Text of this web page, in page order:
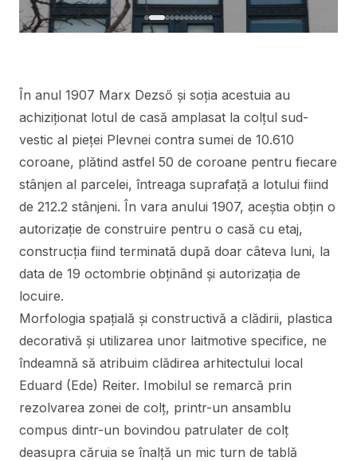
În anul 1907 Marx Dezső și soția acestuia au
achiziționat lotul de casă amplasat la colțul sud-
vestic al pieței Plevnei contra sumei de 10.610
coroane, plătind astfel 50 de coroane pentru fiecare
stânjen al parcelei, întreaga suprafață a lotului fiind
de 212.2 stânjeni. În vara anului 1907, aceștia obțin o
autorizație de construire pentru o casă cu etaj,
construcția fiind terminată după doar câteva luni, la
data de 19 octombrie obținând și autorizația de
locuire.
Morfologia spațială și constructivă a clădirii, plastica
decorativă și utilizarea unor laitmotive specifice, ne
îndeamnă să atribuim clădirea arhitectului local
Eduard (Ede) Reiter. Imobilul se remarcă prin
rezolvarea zonei de colț, printr-un ansamblu
compus dintr-un bovindou patrulater de colț
deasupra căruia se înalță un mic turn de tablă